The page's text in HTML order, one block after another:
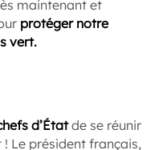
maintenant et
protéger notre
vert.
d’Étatde se réunir
Le président français,